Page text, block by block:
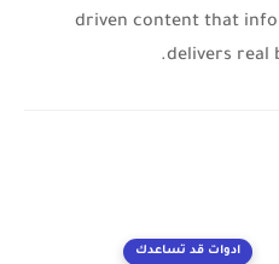
driven content that
delivers real
ادوات قد تساعدك